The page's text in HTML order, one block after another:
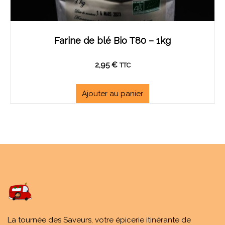
Farine de blé Bio T80 – 1kg
2,95€ TTC
Ajouter au panier
La tournée des Saveurs, votre épicerie itinérante de